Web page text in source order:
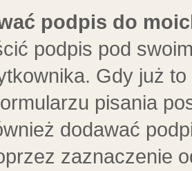
podpis do
podpis pod
Gdy już
pisania
dodawać
zaznaczenie